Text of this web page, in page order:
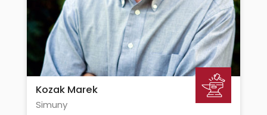
Kozak Marek
Simuny